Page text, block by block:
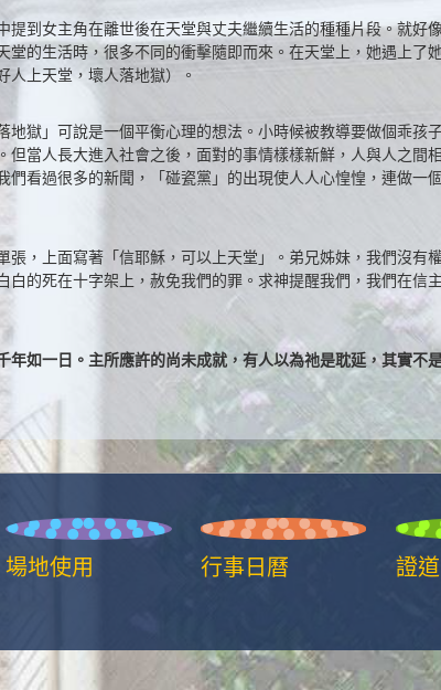
到女主角在離世後在天堂與丈夫繼續生活的種種片段。就好
的生活時，很多不同的衝擊隨即而來。在天堂上，她遇上了
人上天堂，壞人落地獄）。
獄」可說是一個平衡心理的想法。小時候被教導要做個乖孩
當人長大進入社會之後，面對的事情樣樣新鮮，人與人之間
看過很多的新聞，「碰瓷黨」的出現使人人心惶惶，連做一
，上面寫著「信耶穌，可以上天堂」。弟兄姊妹，我們沒有
的死在十字架上，赦免我們的罪。求神提醒我們，我們在信
如一日。主所應許的尚未成就，有人以為祂是耽延，其實不
場地使用 行事日曆 證